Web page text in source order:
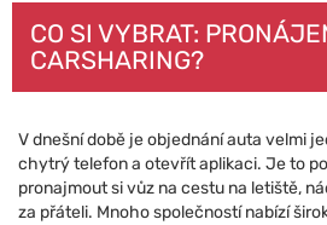
CO SI VYBRAT:
CARSHARING?
V dnešní době je objednání auta velmi
chytrý telefon a otevřít aplikaci. Je to
pronajmout si vůz na cestu na letiště,
za přáteli. Mnoho společností nabízí